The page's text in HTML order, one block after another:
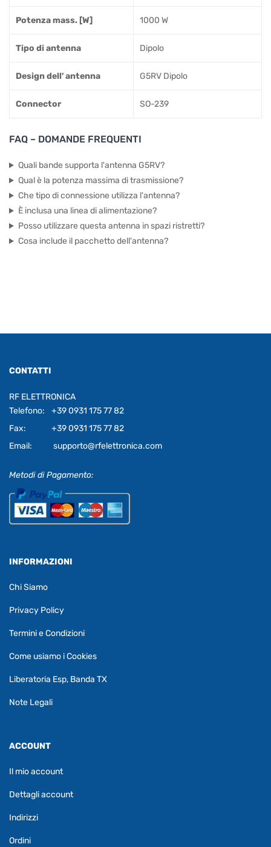
Potenza mass. [W] 1000 W
Tipo di antenna Dipolo
Design dell' antenna G5RV Dipolo
Connector SO-239
FAQ – DOMANDE FREQUENTI
Quali bande supporta l'antenna G5RV?
Qual è la potenza massima di trasmissione?
Che tipo di connessione utilizza l'antenna?
È inclusa una linea di alimentazione?
Posso utilizzare questa antenna in spazi ristretti?
Cosa include il pacchetto dell'antenna?
CONTATTI
RF ELETTRONICA
Telefono:
+39 0931 175 77 82
Fax:
+39 0931 175 77 82
Email:
supporto@rfelettronica.com
Metodi di Pagamento:
INFORMAZIONI
Chi Siamo
Privacy Policy
Termini e Condizioni
Come usiamo i Cookies
Liberatoria Esp, Banda TX
Note Legali
ACCOUNT
Il mio account
Dettagli account
Indirizzi
Ordini